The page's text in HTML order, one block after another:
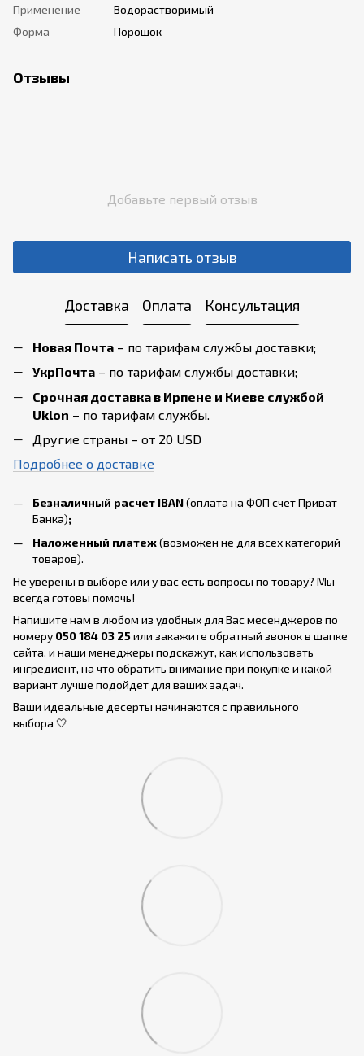
Применение
Водорастворимый
Форма
Порошок
Отзывы
Добавьте первый отзыв
Написать отзыв
Доставка Оплата Консультация
Новая Почта – по тарифам службы доставки;
УкрПочта – по тарифам службы доставки;
Срочная доставка в Ирпене и Киеве службой
Uklon – по тарифам службы.
Другие страны – от 20 USD
Подробнее о доставке
Безналичный расчет IBAN(оплата на ФОП счет Приват
Банка);
Наложенный платеж(возможен не для всех категорий
товаров).
Не уверены в выборе или у вас есть вопросы по товару? Мы
всегда готовы помочь!
Напишите нам в любом из удобных для Вас месенджеров по
номеру 050 184 03 25или закажите обратный звонок в шапке
сайта, и наши менеджеры подскажут, как использовать
ингредиент, на что обратить внимание при покупке и какой
вариант лучше подойдет для ваших задач.
Ваши идеальные десерты начинаются с правильного
выбора 🤍